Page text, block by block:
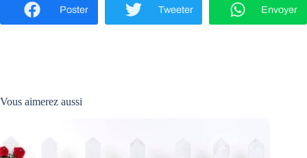
Poster Tweeter Envoyer
Vous aimerez aussi